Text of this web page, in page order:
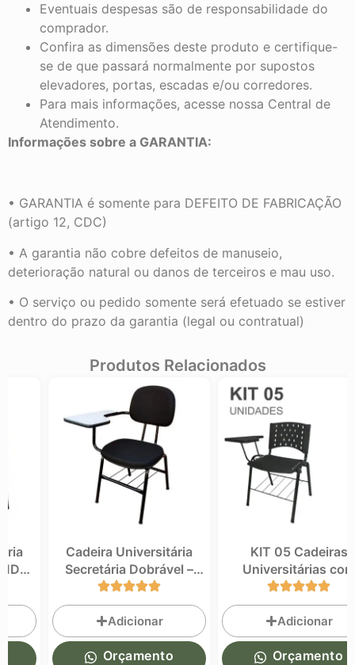
Eventuais despesas são de responsabilidade do
comprador.
Confira as dimensões deste produto e certifique-
se de que passará normalmente por supostos
elevadores, portas, escadas e/ou corredores.
Para mais informações, acesse nossa Central de
Atendimento.
Informações sobre a GARANTIA:
• GARANTIA é somente para DEFEITO DE FABRICAÇÃO
(artigo 12, CDC)
• A garantia não cobre defeitos de manuseio,
deterioração natural ou danos de terceiros e mau uso.
• O serviço ou pedido somente será efetuado se estiver
dentro do prazo da garantia (legal ou contratual)
Produtos Relacionados
Cadeira Universitária
Secretária Dobrável –
UNIV-02
Adicionar
Orçamento
KIT 05 Cadeiras
Universitárias com
Prancheta e Porta Livros
REAPLAST – 32043
Adicionar
Orçamento